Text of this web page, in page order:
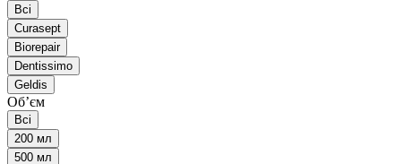
Всі
Curasept
Biorepair
Dentissimo
Geldis
Обʼєм
Всі
200 мл
500 мл